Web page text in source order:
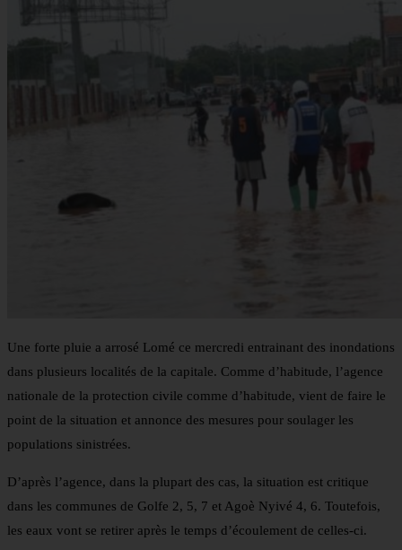
Une forte pluie a arrosé Lomé ce mercredi entrainant des inondations
dans plusieurs localités de la capitale. Comme d’habitude, l’agence
nationale de la protection civile comme d’habitude, vient de faire le
point de la situation et annonce des mesures pour soulager les
populations sinistrées.
D’après l’agence, dans la plupart des cas, la situation est critique
dans les communes de Golfe 2, 5, 7 et Agoè Nyivé 4, 6. Toutefois,
les eaux vont se retirer après le temps d’écoulement de celles-ci.